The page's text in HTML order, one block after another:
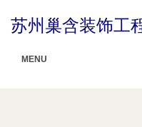
苏州巢含装饰工
MENU